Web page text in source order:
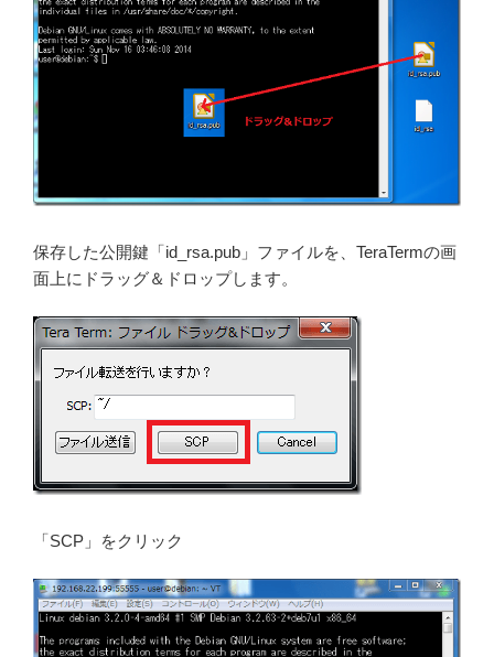
保存した公開鍵「id_rsa.pub」ファイルを、TeraTermの画
面上にドラッグ＆ドロップします。
「SCP」をクリック